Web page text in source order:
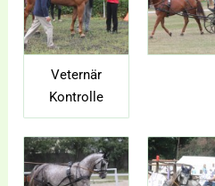
Veternär
Kontrolle